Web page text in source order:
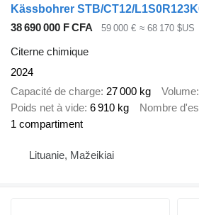
Kässbohrer STB/CT12/
38 690 000 F CFA
59 000 € ≈ 68 170 $US
Citerne chimique
2024
Capacité de charge 27 000 kg Volume
Poids net à vide 6 910 kg Nombre
1 compartiment
Lituanie, Mažeikiai